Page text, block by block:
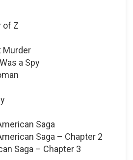
of Z
Murder
a Spy
Saga
Saga – Chapter 2
Saga – Chapter 3